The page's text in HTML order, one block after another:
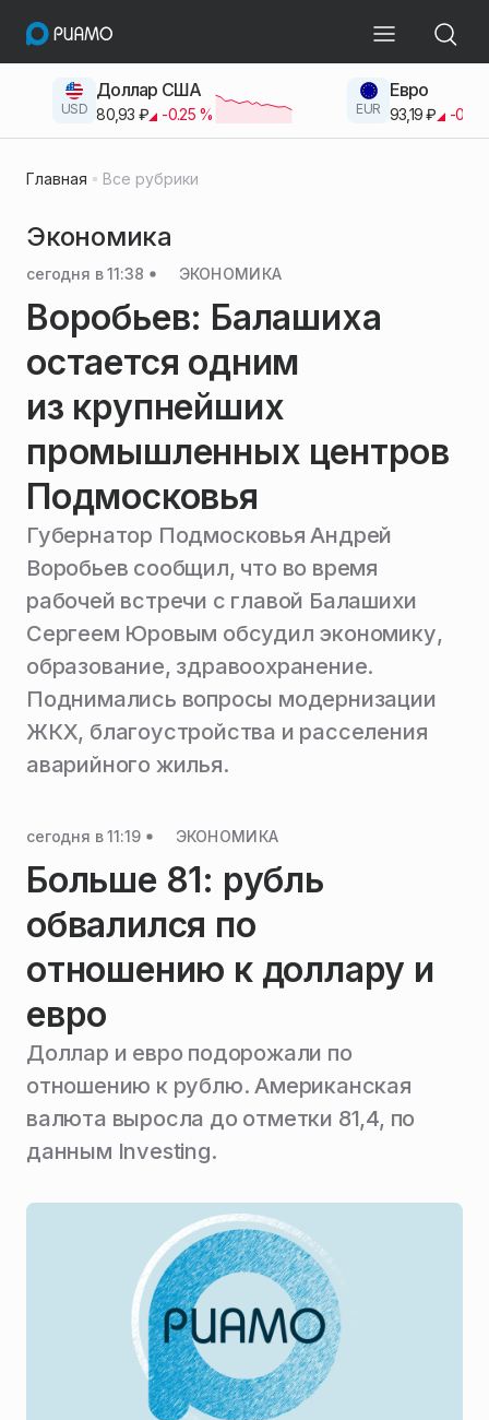
USD
Доллар США
80,93 ₽ -0.25% EUR
Евро
93,19 ₽ -0.42
Главная Все рубрики
Экономика
сегодня в 11:38 ЭКОНОМИКА
Воробьев: Балашиха
остается одним
из крупнейших
промышленных центров
Подмосковья
Губернатор Подмосковья Андрей
Воробьев сообщил, что во время
рабочей встречи с главой Балашихи
Сергеем Юровым обсудил экономику,
образование, здравоохранение.
Поднимались вопросы модернизации
ЖКХ, благоустройства и расселения
аварийного жилья.
сегодня в 11:19 ЭКОНОМИКА
Больше 81: рубль
обвалился по
отношению к доллару и
евро
Доллар и евро подорожали по
отношению к рублю. Американская
валюта выросла до отметки 81,4, по
данным Investing.